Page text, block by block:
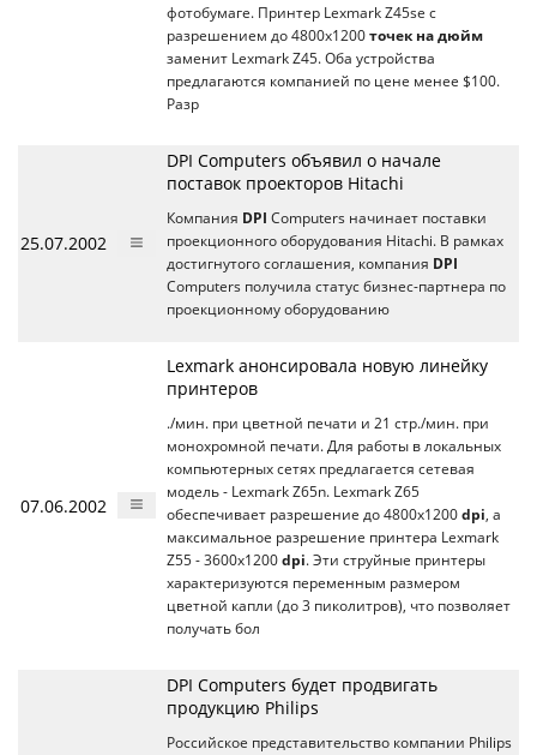
фотобумаге. Принтер Lexmark Z45se с
разрешением до 4800x1200 точек на дюйм
заменит Lexmark Z45. Оба устройства
предлагаются компанией по цене менее $100.
Разр
25.07.2002
DPI Computers объявил о начале
поставок проекторов Hitachi
Компания DPI Computers начинает поставки
проекционного оборудования Hitachi. В рамках
достигнутого соглашения, компания DPI
Computers получила статус бизнес-партнера по
проекционному оборудованию
07.06.2002
Lexmark анонсировала новую линейку
принтеров
./мин. при цветной печати и 21 стр./мин. при
монохромной печати. Для работы в локальных
компьютерных сетях предлагается сетевая
модель - Lexmark Z65n. Lexmark Z65
обеспечивает разрешение до 4800x1200 dpi, а
максимальное разрешение принтера Lexmark
Z55 - 3600x1200 dpi. Эти струйные принтеры
характеризуются переменным размером
цветной капли (до 3 пиколитров), что позволяет
получать бол
DPI Computers будет продвигать
продукцию Philips
Российское представительство компании Philips